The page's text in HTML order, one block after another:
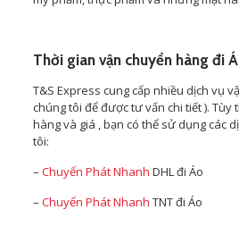
Thời gian vận chuyển hàng đi
T&S Express cung cấp nhiều dịch vụ
chúng tôi để được tư vấn chi tiết ). Tùy
hàng và giá , bạn có thể sử dụng các
tôi:
–Chuyển Phát Nhanh DHL đi Áo
–Chuyển Phát Nhanh TNT đi Áo